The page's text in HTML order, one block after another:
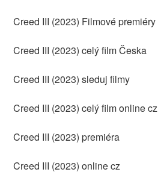
Creed III (2023) Filmové premiéry
Creed III (2023) celý film Česka
Creed III (2023) sleduj filmy
Creed III (2023) celý film online cz
Creed III (2023) premiéra
Creed III (2023) online cz